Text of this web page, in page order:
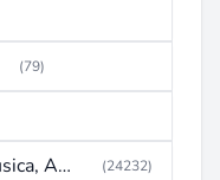
(79)
AUDIO (Equipos de Musica, Amplificadores, Reproductores, Etc) (24232)